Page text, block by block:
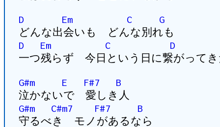
D Em C
G
どんな出会いも どんな別れも
D
Em C
D
一つ残らず 今日という日に繋がって
G#m E F#7
B
泣かないで 愛しき人
G#m
C#m7 F#7
B
守るべき モノがあるなら